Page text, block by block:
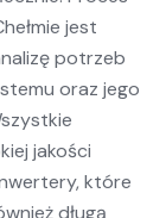
jest
potrzeb
oraz jego
jakości
które
długą